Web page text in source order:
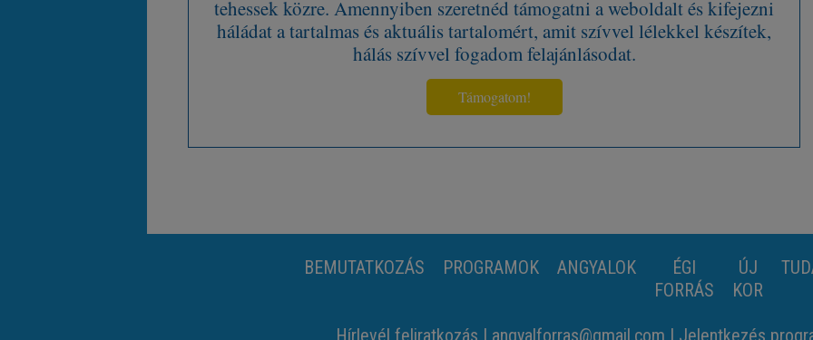
tehessek közre. Amennyiben szeretnéd támogatni a weboldalt és kifejezni
háládat a tartalmas és aktuális tartalomért, amit szívvel lélekkel készítek,
hálás szívvel fogadom felajánlásodat.
Támogatom!
BEMUTATKOZÁS PROGRAMOK ANGYALOK
ÉGI
FORRÁS
ÚJ
KOR
Hírlevél feliratkozás | angyalforras@gmail.com | Jelentkezés